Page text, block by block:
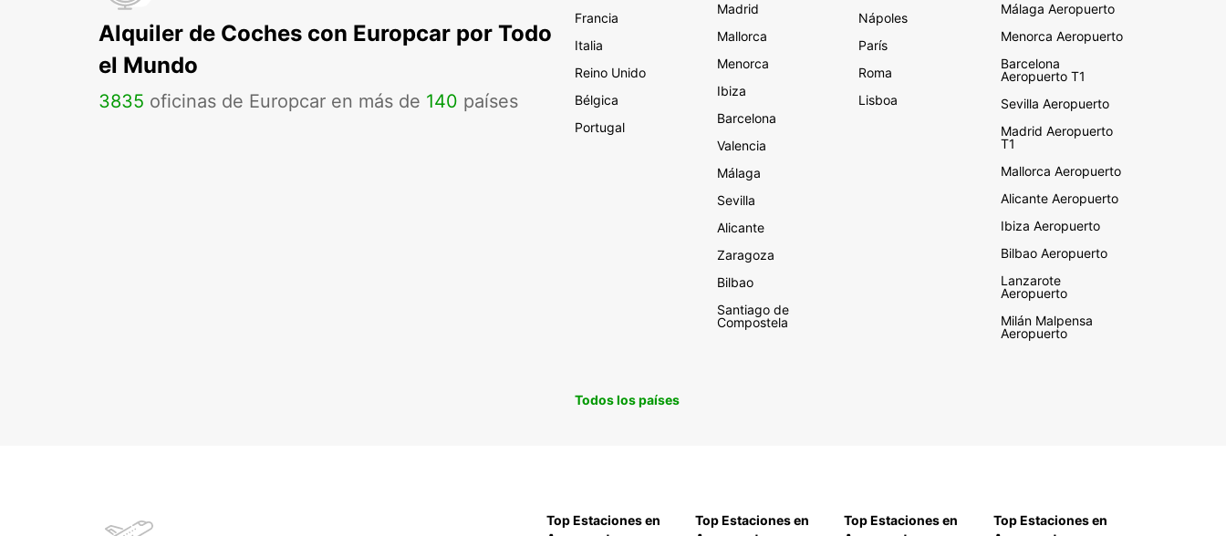
Alquiler de Coches con Europcar por Todo
el Mundo
3835 oficinas de Europcar en más de 140 países
Francia
Italia
Reino Unido
Bélgica
Portugal
Madrid
Mallorca
Menorca
Ibiza
Barcelona
Valencia
Málaga
Sevilla
Alicante
Zaragoza
Bilbao
Santiago de
Compostela
Nápoles
París
Roma
Lisboa
Málaga Aeropuerto
Menorca Aeropuerto
Barcelona
Aeropuerto T1
Sevilla Aeropuerto
Madrid Aeropuerto
T1
Mallorca Aeropuerto
Alicante Aeropuerto
Ibiza Aeropuerto
Bilbao Aeropuerto
Lanzarote
Aeropuerto
Milán Malpensa
Aeropuerto
Todos los países
Top Estaciones en
Top Estaciones en
Top Estaciones en
Top Estaciones en